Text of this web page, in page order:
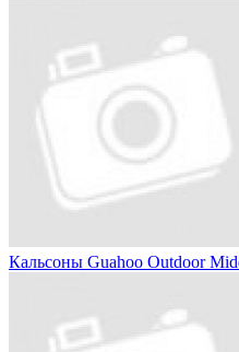
Кальсоны Guahoo Outdoor